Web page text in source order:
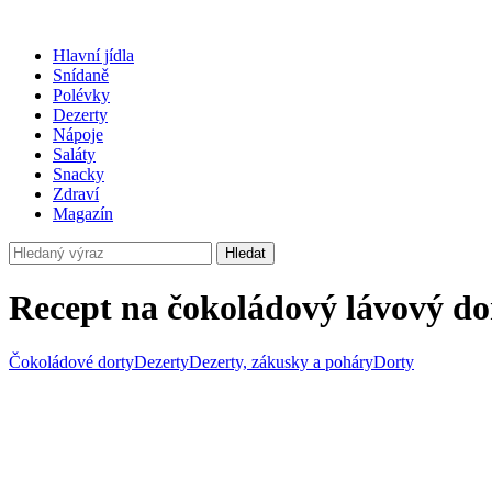
Hlavní jídla
Snídaně
Polévky
Dezerty
Nápoje
Saláty
Snacky
Zdraví
Magazín
Hledat
Recept na čokoládový lávový
Čokoládové dortyDezertyDezerty, zákusky a poháryDorty